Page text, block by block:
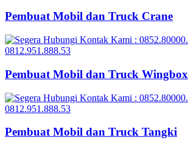
Pembuat Mobil dan Truck Crane
Pembuat Mobil dan Truck Wingbox
Pembuat Mobil dan Truck Tangki